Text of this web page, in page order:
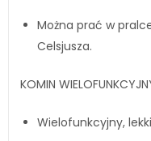
Można prać w
Celsjusza.
KOMIN
Wielofunkcyjny,